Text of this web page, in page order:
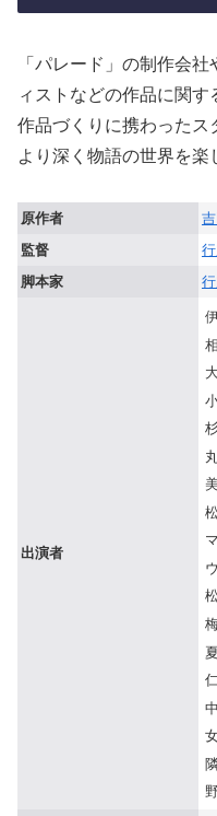
「パレード」の制作会
ィストなどの作品に関す
作品づくりに携わったス
より深く物語の世界を楽
原作者
監督
脚本家
出演者